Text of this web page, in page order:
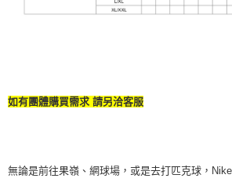
如有團體購買需求 請另洽客服
無論是前往果嶺、網球場，或是去打匹克球，